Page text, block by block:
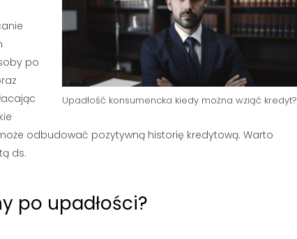
Upadłość konsumencka kiedy można wziąć kredyt?
po
odbudować pozytywną historię kredytową. Warto
ds.
po upadłości?